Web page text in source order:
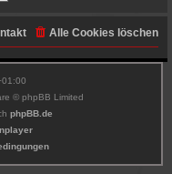
Alle Cookies löschen
© phpBB Limited
phpBB.de